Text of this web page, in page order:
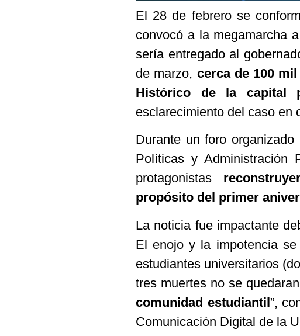
El 28 de febrero se
convocó a la megamarcha
sería entregado al
de marzo, cerca de 100
Histórico de la capital
esclarecimiento del caso en
Durante un foro
Políticas y Administración
protagonistas
propósito del primer
La noticia fue impactante
El enojo y la impotencia
estudiantes universitarios
tres muertes no se
comunidad estudiantil”,
Comunicación Digital de la